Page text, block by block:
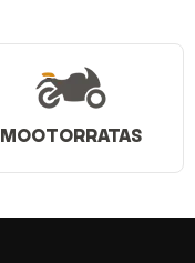
MOOTORRATAS